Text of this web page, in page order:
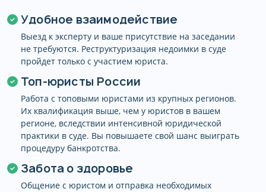
Удобное взаимодействие
Выезд к эксперту и ваше присутствие на заседании
не требуются. Реструктуризация недоимки в суде
пройдет только с участием юриста.
Топ-юристы России
Работа с топовыми юристами из крупных регионов.
Их квалификация выше, чем у юристов в вашем
регионе, вследствии интенсивной юридической
практики в суде. Вы повышаете свой шанс выиграть
процедуру банкротства.
Забота о здоровье
Общение с юристом и отправка необходимых
Поздравляем!
Ежемесячная оплата составит
от 7 500 руб на срок 12
месяцев. Точная стоимость
процедуры банкротства